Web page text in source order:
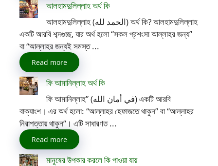
আলহামদুলিল্লাহ অর্থ কি
আলহামদুলিল্লাহ (الحمد لله) অর্থ কি? আলহামদুলিল্লাহ
একটি আরবি শব্দগুচ্ছ, যার অর্থ হলো “সকল প্রশংসা আল্লাহর জন্য”
বা “আল্লাহর জন্যই সমস্ত ...
Read more
ফি আমানিল্লাহ অর্থ কি
ফি আমানিল্লাহ” (في أمان الله) একটি আরবি
বাক্যাংশ। এর অর্থ হলো: “আল্লাহর হেফাজতে থাকুন” বা “আল্লাহর
নিরাপত্তায় থাকুন”। এটি সাধারণত ...
Read more
মানুষের উপকার করলে কি পাওয়া যায়